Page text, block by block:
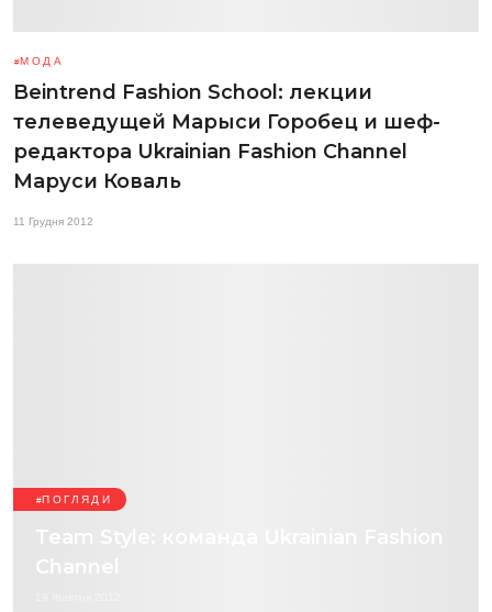
МОДА
Beintrend Fashion School: лекции
телеведущей Марыси Горобец и шеф-
редактора Ukrainian Fashion Channel
Маруси Коваль
11 Грудня 2012
ПОГЛЯДИ
Team Style: команда Ukrainian Fashion
Channel